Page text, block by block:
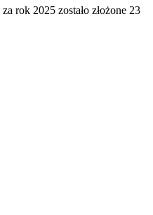
rok 2025 zostało złożone 23